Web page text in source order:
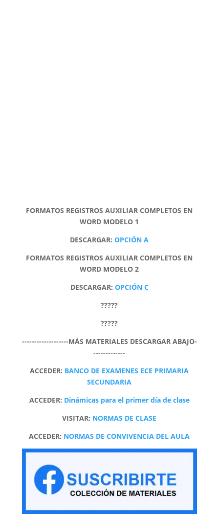
FORMATOS REGISTROS AUXILIAR COMPLETOS EN
WORD MODELO 1
DESCARGAR:OPCIÓN A
FORMATOS REGISTROS AUXILIAR COMPLETOS EN
WORD MODELO 2
DESCARGAR: OPCIÓN C
?????
?????
-------------------MÁS MATERIALES DESCARGAR ABAJO-
-------------
ACCEDER: BANCO DE EXAMENES ECE PRIMARIA
SECUNDARIA
ACCEDER: Dinámicas para el primer día de clase
VISITAR: NORMAS DE CLASE
ACCEDER: NORMAS DE CONVIVENCIA DEL AULA